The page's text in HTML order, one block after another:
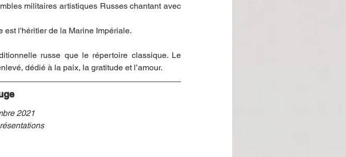
militaires artistiques Russes chantant avec
l'héritier de la Marine Impériale.
russe que le répertoire classique. Le
dédié à la paix, la gratitude et l’amour.
2021